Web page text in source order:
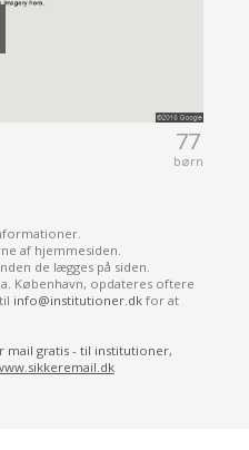
77
børn
af hjemmesiden.
de lægges på siden.
København, opdateres oftere
info@institutioner.dkfor at
mail gratis - til institutioner,